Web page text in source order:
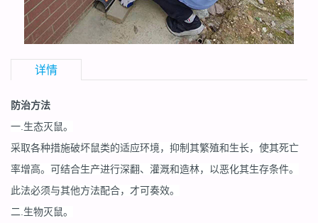
详情
防治方法
一.生态灭鼠。
采取各种措施破坏鼠类的适应环境，抑制其繁殖和生长，使其死亡
率增高。可结合生产进行深翻、灌溉和造林，以恶化其生存条件。
此法必须与其他方法配合，才可奏效。
二.生物灭鼠。